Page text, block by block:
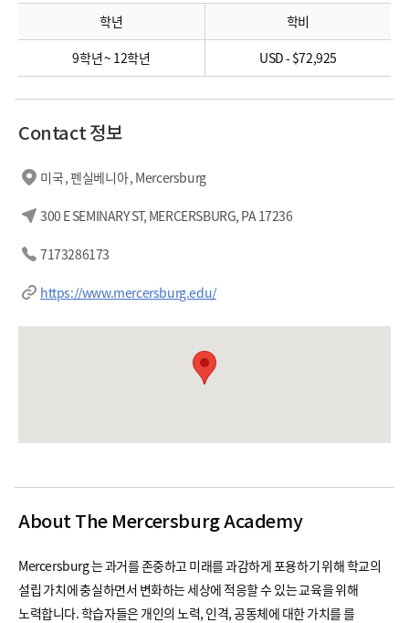
학년
학비
9학년 ~ 12학년
USD - $72,925
Contact 정보
미국 , 펜실베니아 , Mercersburg
300 E SEMINARY ST, MERCERSBURG, PA 17236
7173286173
https://www.mercersburg.edu/
About The Mercersburg Academy
Mercersburg 는 과거를 존중하고 미래를 과감하게 포용하기 위해 학교의
설립 가치에 충실하면서 변화하는 세상에 적응할 수 있는 교육을 위해
노력합니다. 학습자들은 개인의 노력, 인격, 공동체에 대한 가치를 를